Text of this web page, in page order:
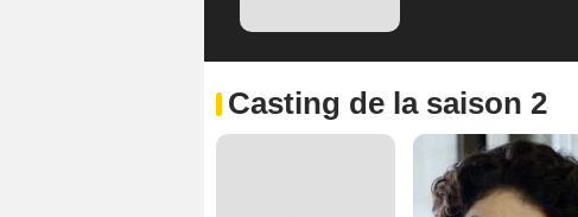
Casting de la saison 2